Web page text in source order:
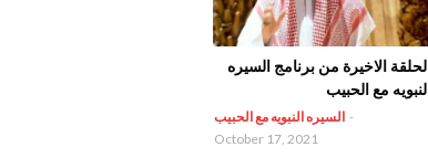
الحلقة الاخيرة من برنامج السيره
النبويه مع الحبيب
السيره النبويه مع الحبيب -
October 17, 2021